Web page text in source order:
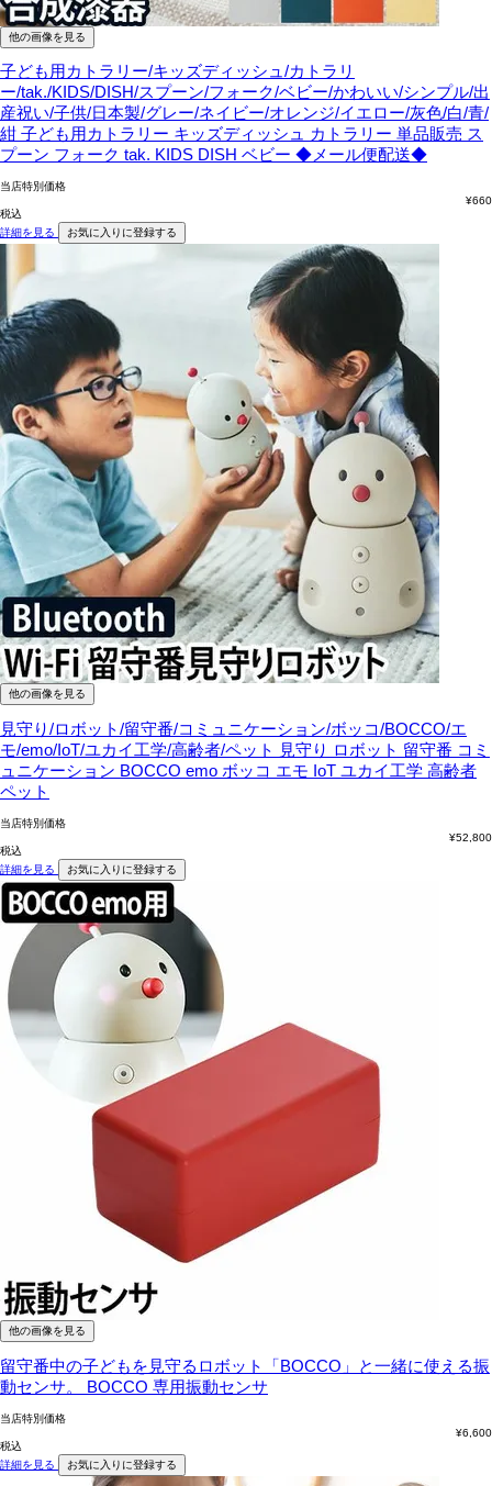
他の画像を見る
子ども用カトラリー/キッズディッシュ/カトラリ
ー/tak./KIDS/DISH/スプーン/フォーク/ベビー/かわいい/シンプル/出
産祝い/子供/日本製/グレー/ネイビー/オレンジ/イエロー/灰色/白/青/
紺 子ども用カトラリー キッズディッシュ カトラリー 単品販売 ス
プーン フォーク tak. KIDS DISH ベビー ◆メール便配送◆
当店特別価格
¥660
税込
詳細を見る
お気に入りに登録する
他の画像を見る
見守り/ロボット/留守番/コミュニケーション/ボッコ/BOCCO/エ
モ/emo/IoT/ユカイ工学/高齢者/ペット 見守り ロボット 留守番 コミ
ュニケーション BOCCO emo ボッコ エモ IoT ユカイ工学 高齢者
ペット
当店特別価格
¥52,800
税込
詳細を見る
お気に入りに登録する
他の画像を見る
留守番中の子どもを見守るロボット「BOCCO」と一緒に使える振
動センサ。
BOCCO 専用振動センサ
当店特別価格
¥6,600
税込
詳細を見る
お気に入りに登録する